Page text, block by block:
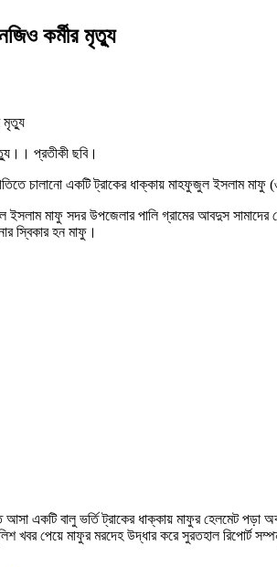
কর্মীর মৃত্যু
প্রতীকী ছবি।
চালানো একটি ট্রাকের ধাক্কায় মাহফুজুল ইসলাম
মাফু সদর উপজেলার পালি গ্রামের আবদুস সামাদের
স্বিকার হন মাফু।
একটি বালু ভর্তি ট্রাকের ধাক্কায় মাফুর হেলমেট পড়া
খবর পেয়ে মাফুর মরদেহ উদ্ধার করে সুরতহাল রিপোর্ট